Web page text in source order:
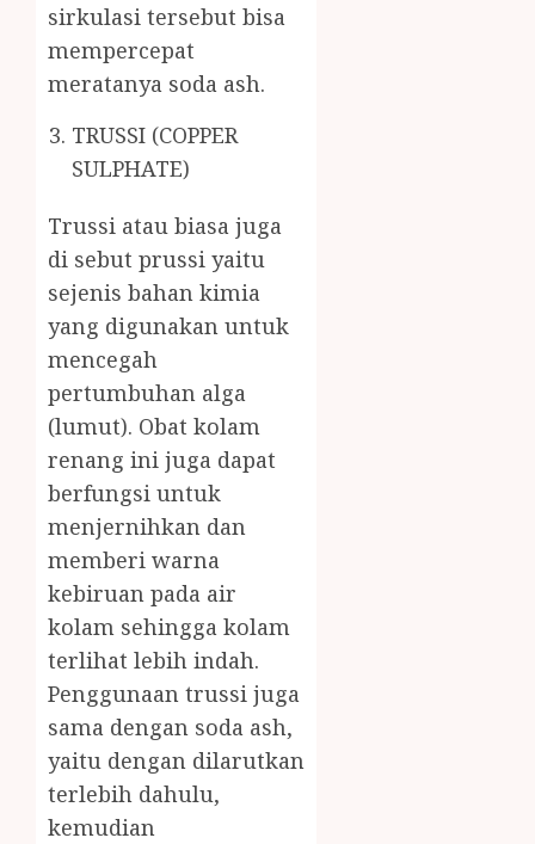
sirkulasi tersebut bisa
mempercepat
meratanya soda ash.
TRUSSI (COPPER
SULPHATE)
Trussi atau biasa juga
di sebut prussi yaitu
sejenis bahan kimia
yang digunakan untuk
mencegah
pertumbuhan alga
(lumut). Obat kolam
renang ini juga dapat
berfungsi untuk
menjernihkan dan
memberi warna
kebiruan pada air
kolam sehingga kolam
terlihat lebih indah.
Penggunaan trussi juga
sama dengan soda ash,
yaitu dengan dilarutkan
terlebih dahulu,
kemudian